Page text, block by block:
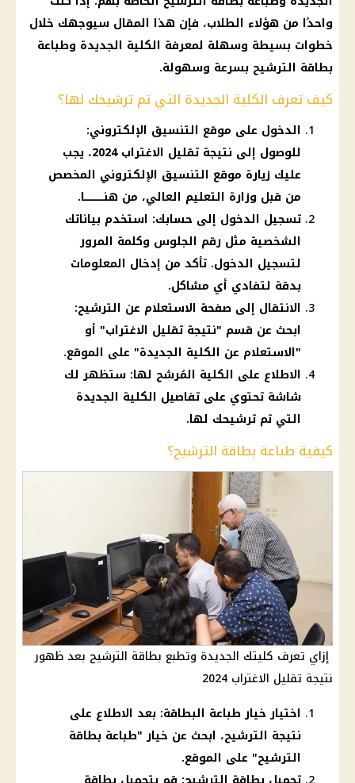
واحدًا من هؤلاء الطلاب، فإن هذا المقال سيوجهك خلال
خطوات بسيطة وسهلة لمعرفة الكلية الجديدة وطباعة
بطاقة الترشيح بسرعة وسهولة.
كيف تعرف الكلية الجديدة التي تم ترشيحك لها؟
الدخول على موقع التنسيق الإلكتروني:
للوصول إلى نتيجة تقليل الاغتراب 2024، يجب
عليك زيارة موقع التنسيق الإلكتروني المخصص
من قبل وزارة التعليم العالي، من هنــــــــــــا.
تسجيل الدخول إلى حسابك: استخدم بياناتك
الشخصية مثل رقم الجلوس وكلمة المرور
لتسجيل الدخول. تأكد من إدخال المعلومات
بدقة لتفادي أي مشاكل.
الانتقال إلى صفحة الاستعلام عن الترشيح:
ابحث عن قسم "نتيجة تقليل الاغتراب" أو
"الاستعلام عن الكلية الجديدة" على الموقع.
الاطلاع على الكلية المُرشح لها: ستظهر لك
شاشة تحتوي على تفاصيل الكلية الجديدة
التي تم ترشيحك لها.
كيفية طباعة بطاقة الترشيح؟
إزاي تعرف كليتك الجديدة وتطبع بطاقة الترشيح بعد ظهور
نتيجة تقليل الاغتراب 2024
اختيار خيار طباعة البطاقة: بعد الاطلاع على
نتيجة الترشيح، ابحث عن خيار "طباعة بطاقة
الترشيح" على الموقع.